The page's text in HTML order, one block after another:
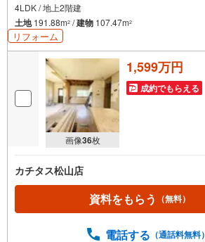
4LDK / 地上2階建
土地191.88m2 /建物 107.47m2
リフォーム
画像36枚
1,599万円
成約でもらえる
カチタス松山店
資料をもらう （無料）
電話する （通話料無料）